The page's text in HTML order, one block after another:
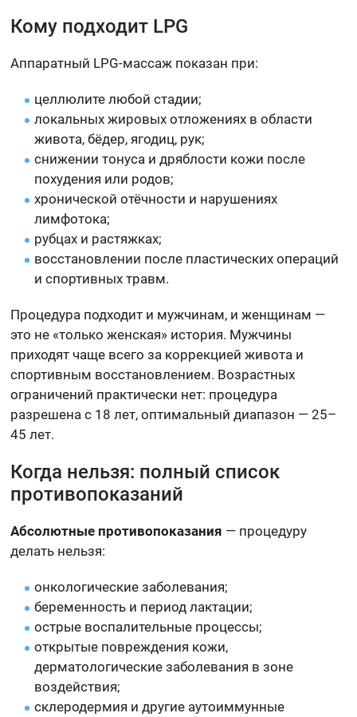
Кому подходит LPG
Аппаратный LPG-массаж показан при:
целлюлите любой стадии;
локальных жировых отложениях в области
живота, бёдер, ягодиц, рук;
снижении тонуса и дряблости кожи после
похудения или родов;
хронической отёчности и нарушениях
лимфотока;
рубцах и растяжках;
восстановлении после пластических операций
и спортивных травм.
Процедура подходит и мужчинам, и женщинам —
это не «только женская» история. Мужчины
приходят чаще всего за коррекцией живота и
спортивным восстановлением. Возрастных
ограничений практически нет: процедура
разрешена с 18 лет, оптимальный диапазон — 25–
45 лет.
Когда нельзя: полный список
противопоказаний
Абсолютные противопоказания — процедуру
делать нельзя:
онкологические заболевания;
беременность и период лактации;
острые воспалительные процессы;
открытые повреждения кожи,
дерматологические заболевания в зоне
воздействия;
склеродермия и другие аутоиммунные